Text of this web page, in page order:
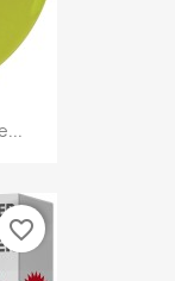
favorite_border